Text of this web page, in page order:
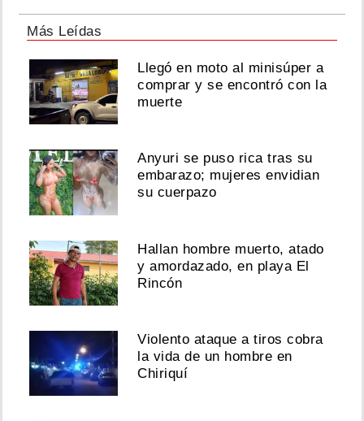
Más Leídas
Llegó en moto al minisúper a
comprar y se encontró con la
muerte
Anyuri se puso rica tras su
embarazo; mujeres envidian
su cuerpazo
Hallan hombre muerto, atado
y amordazado, en playa El
Rincón
Violento ataque a tiros cobra
la vida de un hombre en
Chiriquí